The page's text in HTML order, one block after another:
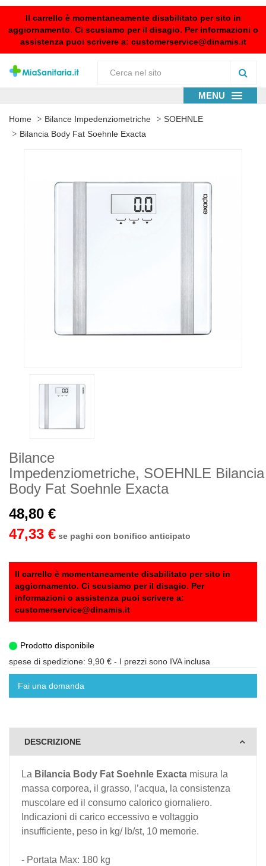
Il carrello è momentaneamente disabilitato per sito in
aggiornamento. Ci scusiamo per il disagio. Per informazioni o
assistenza puoi scrivere a: customerservice@dinamis.it
MENU
Home Bilance Impedenziometriche
SOEHNLE
Bilancia Body Fat Soehnle Exacta
Bilance
Impedenziometriche, SOEHNLE Bilancia
Body Fat Soehnle Exacta
48,80 €
47,33 € se paghi con bonifico anticipato
Il carrello è momentaneamente disabilitato per sito in
aggiornamento. Ci scusiamo per il disagio. Per
informazioni o assistenza puoi scrivere a:
customerservice@dinamis.it
Prodotto disponibile
spese di spedizione: 9,90 € - I prezzi sono IVA inclusa
Fai una domanda
DESCRIZIONE
La Bilancia Body Fat Soehnle Exacta misura la
massa corporea, il grasso, l’acqua, la consistenza
muscolare ed il consumo calorico giornaliero.
Indicazioni di carico eccessivo e voltaggio
insufficiente, peso in kg/ lb/st, 10 memorie.
- Portata Max: 180 kg